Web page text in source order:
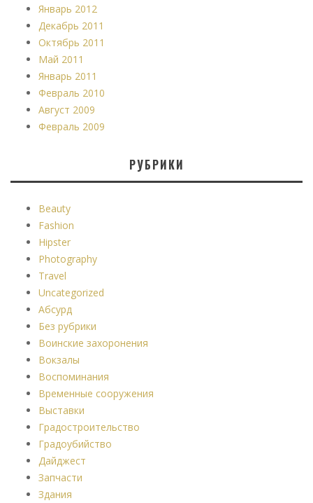
Январь 2012
Декабрь 2011
Октябрь 2011
Май 2011
Январь 2011
Февраль 2010
Август 2009
Февраль 2009
РУБРИКИ
Beauty
Fashion
Hipster
Photography
Travel
Uncategorized
Абсурд
Без рубрики
Воинские захоронения
Вокзалы
Воспоминания
Временные сооружения
Выставки
Градостроительство
Градоубийство
Дайджест
Запчасти
Здания